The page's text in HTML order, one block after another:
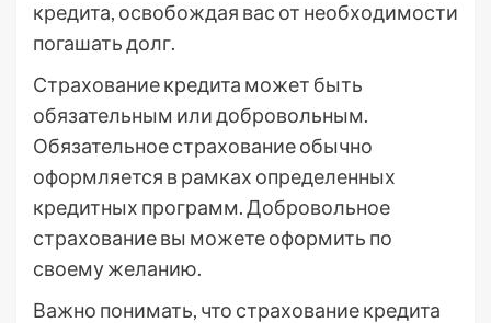
кредита, освобождая вас от необходимости
погашать долг.
Страхование кредита может быть
обязательным или добровольным.
Обязательное страхование обычно
оформляется в рамках определенных
кредитных программ. Добровольное
страхование вы можете оформить по
своему желанию.
Важно понимать, что страхование кредита